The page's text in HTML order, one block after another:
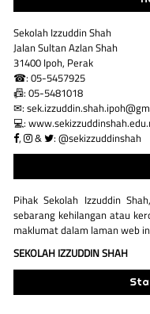
Sekolah Izzuddin Shah
Jalan Sultan Azlan Shah
31400 Ipoh, Perak
☎: 05-5457925
📠: 05-5481018
✉:
💻:
,
& : @sekizzuddinshah
Pihak Sekolah Izzuddin
sebarang kehilangan atau
maklumat dalam laman web
SEKOLAH IZZUDDIN SHAH